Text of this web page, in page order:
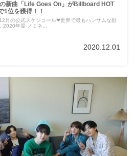
新曲「Life Goes On」がBillboard HOT
1位を獲得！！
月の公式スケジュール❤︎世界で最もハンサムな顔
2020年度 ノミネ...
2020.12.01